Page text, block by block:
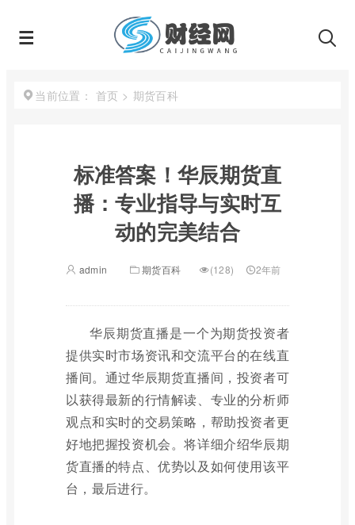
当前位置： 首页 > 期货百科
标准答案！华辰期货直
播：专业指导与实时互
动的完美结合
admin 期货百科 (128) 2年前
华辰期货直播是一个为期货投资者
提供实时市场资讯和交流平台的在线直
播间。通过华辰期货直播间，投资者可
以获得最新的行情解读、专业的分析师
观点和实时的交易策略，帮助投资者更
好地把握投资机会。将详细介绍华辰期
货直播的特点、优势以及如何使用该平
台，最后进行。